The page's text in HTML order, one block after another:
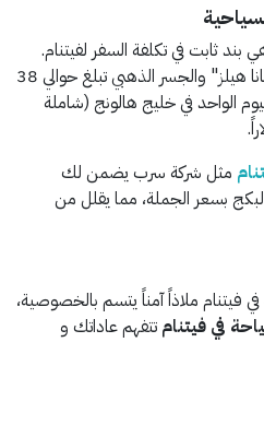
بند ثابت في تكلفة السفر لفيتنام.
على سبيل المثال، تذكرة دخول "بانا هيلز" والجسر الذهبي تبلغ حوالي 38
الواحد في خليج هالونج (شاملة
مثل شركة سرب يضمن لك
بسعر الجملة، مما يقلل من
فيتنام ملاذاً آمناً يتسم بالخصوصية،
في فيتنام تتفهم عاداتك و